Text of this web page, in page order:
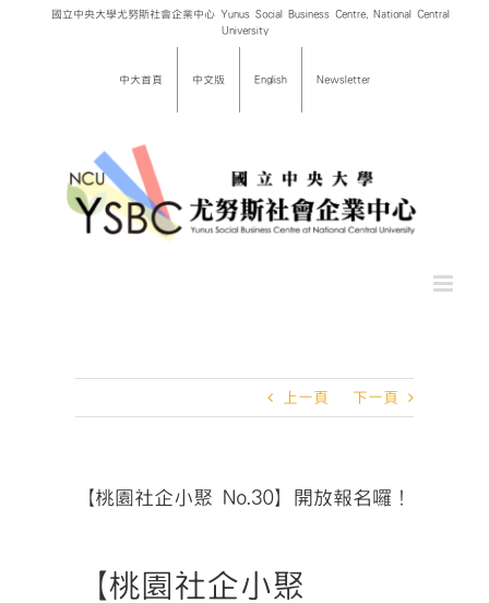
國立中央大學尤努斯社會企業中心 Yunus Social Business Centre, National Central
University
中大首頁 中文版 English Newsletter
上一頁 下一頁
【桃園社企小聚 No.30】開放報名囉！
【桃園社企小聚